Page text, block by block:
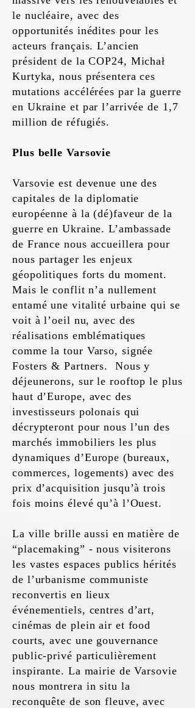
le nucléaire, avec des
opportunités inédites pour les
acteurs français. L’ancien
président de la COP24, Michał
Kurtyka, nous présentera ces
mutations accélérées par la guerre
en Ukraine et par l’arrivée de 1,7
million de réfugiés.
Plus belle Varsovie
Varsovie est devenue une des
capitales de la diplomatie
européenne à la (dé)faveur de la
guerre en Ukraine. L’ambassade
de France nous accueillera pour
nous partager les enjeux
géopolitiques forts du moment.
Mais le conflit n’a nullement
entamé une vitalité urbaine qui se
voit à l’oeil nu, avec des
réalisations emblématiques
comme la tour Varso, signée
Fosters & Partners. Nous y
déjeunerons, sur le rooftop le plus
haut d’Europe, avec des
investisseurs polonais qui
décrypteront pour nous l’un des
marchés immobiliers les plus
dynamiques d’Europe (bureaux,
commerces, logements) avec des
prix d’acquisition jusqu’à trois
fois moins élevé qu’à l’Ouest.
La ville brille aussi en matière de
“placemaking” - nous visiterons
les vastes espaces publics hérités
de l’urbanisme communiste
reconvertis en lieux
événementiels, centres d’art,
cinémas de plein air et food
courts, avec une gouvernance
public-privé particulièrement
inspirante. La mairie de Varsovie
nous montrera in situ la
reconquête de son fleuve, avec